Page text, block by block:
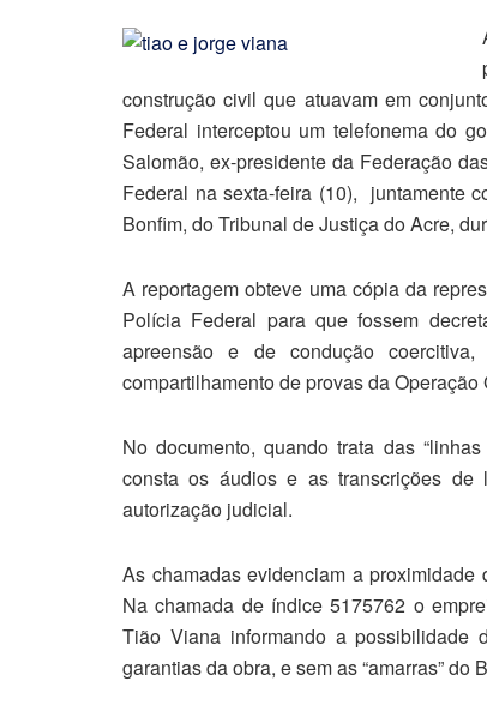
construção civil que atuavam em
Federal interceptou um telefonema do
Salomão, ex-presidente da Federação
Federal na sexta-feira (10), juntamente
Bonfim, do Tribunal de Justiça do Acre,
A reportagem obteve uma cópia da
Polícia Federal para que fossem
apreensão e de condução
compartilhamento de provas da Operação
No documento, quando trata das
consta os áudios e as transcrições de
autorização judicial.
As chamadas evidenciam a
Na chamada de índice 5175762 o
Tião Viana informando a possibilidade
garantias da obra, e sem as “amarras”